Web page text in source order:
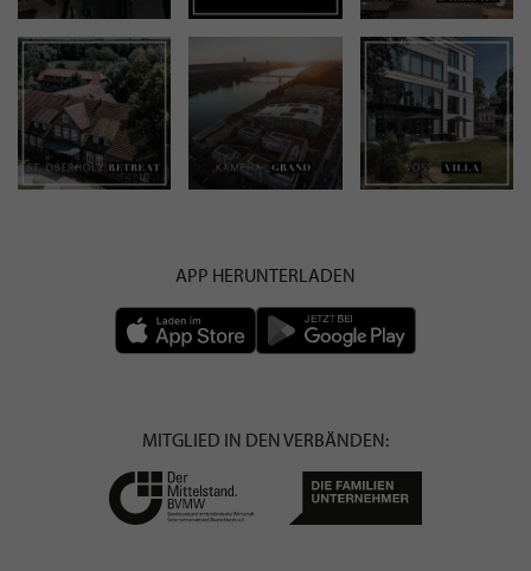
APP HERUNTERLADEN
MITGLIED IN DEN VERBÄNDEN: